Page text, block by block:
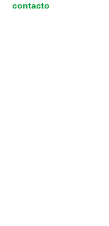
contacto